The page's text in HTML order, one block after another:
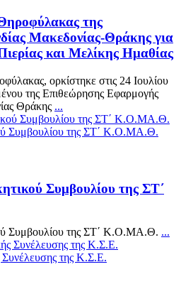
της
Μακεδονίας-Θράκης για
και Μελίκης Ημαθίας
ορκίστηκε στις 24 Ιουλίου
της Επιθεώρησης Εφαρμογής
Θράκης ...
Συμβουλίου της ΣΤ΄ Κ.Ο.ΜΑ.Θ.
Συμβουλίου της ΣΤ΄
Συμβουλίου της ΣΤ΄ Κ.Ο.ΜΑ.Θ. ...
Συνέλευσης της Κ.Σ.Ε.